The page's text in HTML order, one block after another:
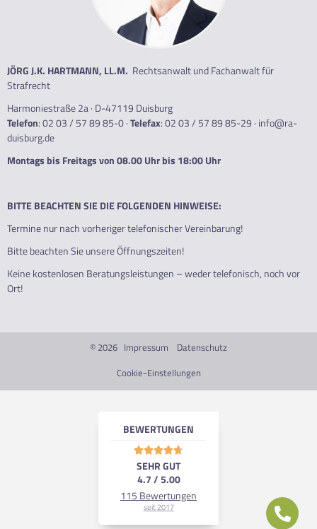
JÖRG J.K. HARTMANN, LL.M. Rechtsanwalt und Fachanwalt für
Strafrecht
Harmoniestraße 2a · D-47119 Duisburg
Telefon:02 03 / 57 89 85-0·Telefax: 02 03 / 57 89 85-29 · info@ra-
duisburg.de
Montags bis Freitags von 08.00 Uhr bis 18:00 Uhr
BITTE BEACHTEN SIE DIE FOLGENDEN HINWEISE:
Termine nur nach vorheriger telefonischer Vereinbarung!
Bitte beachten Sie unsere Öffnungszeiten!
Keine kostenlosen Beratungsleistungen – weder telefonisch, noch vor
Ort!
© 2026 Impressum
Datenschutz
Cookie-Einstellungen
BEWERTUNGEN

SEHR GUT
4.7 / 5.00
115 Bewertungen
seit 2017